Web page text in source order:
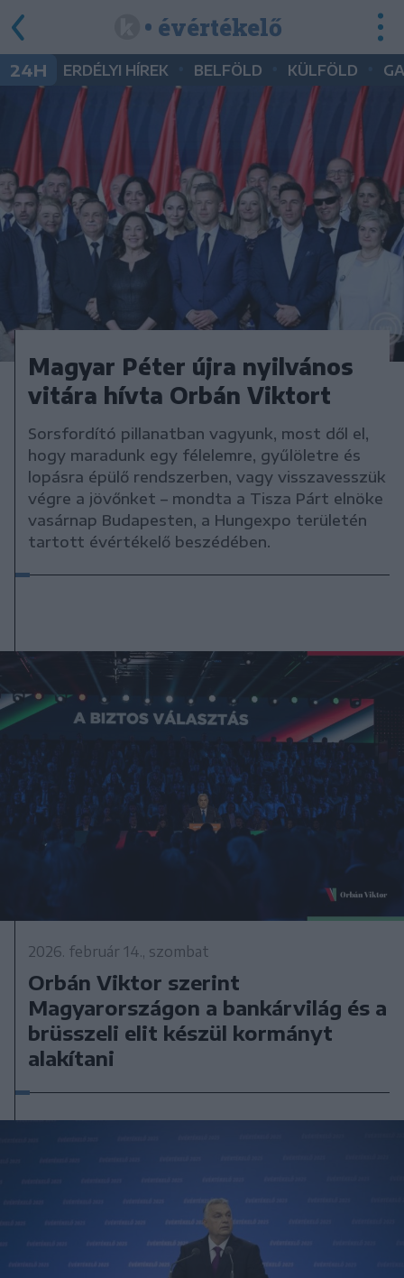
• évértékelő
24H ERDÉLYI HÍREK BELFÖLD KÜLFÖLD
Magyar Péter újra nyilvános
vitára hívta Orbán Viktort
Sorsfordító pillanatban vagyunk, most dől el,
hogy maradunk egy félelemre, gyűlöletre és
lopásra épülő rendszerben, vagy visszavesszük
végre a jövőnket – mondta a Tisza Párt elnöke
vasárnap Budapesten, a Hungexpo területén
tartott évértékelő beszédében.
2026. február 14., szombat
Orbán Viktor szerint
Magyarországon a bankárvilág és a
brüsszeli elit készül kormányt
alakítani